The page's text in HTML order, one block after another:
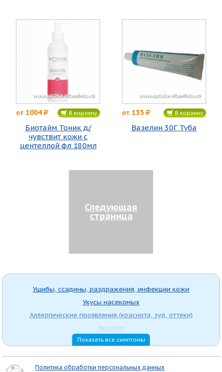
от 1004 В корзину
Биотайм Тоник д/
чувствит кожи с
центеллой фл 180мл
от 135 В корзину
Вазелин 30Г Туба
Следующая
страница
Ушибы, ссадины, раздражения, инфекции кожи
Укусы насекомых
Аллергические проявления (краснота, зуд, оттеки)
Чесотка
Герпес
Угревая сыпь (акне)
Показать все симптомы
Политика обработки персональных данных